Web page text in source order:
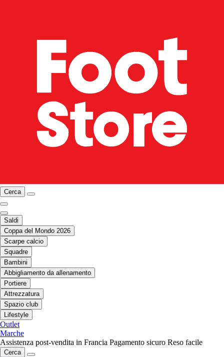
Cerca
Saldi
Coppa del Mondo 2026
Scarpe calcio
Squadre
Bambini
Abbigliamento da allenamento
Portiere
Attrezzatura
Spazio club
Lifestyle
Outlet
Marche
Assistenza post-vendita in Francia Pagamento sicuro Reso facile
Cerca